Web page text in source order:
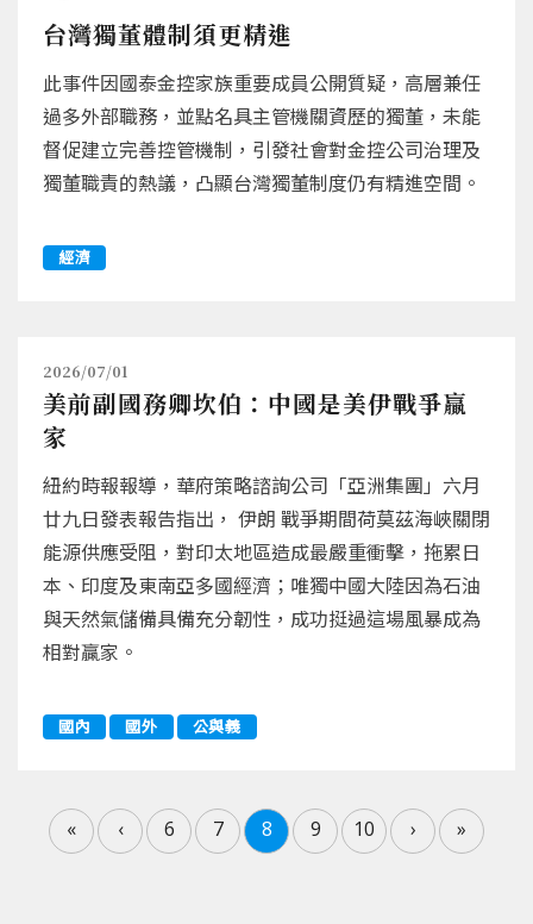
台灣獨董體制須更精進
此事件因國泰金控家族重要成員公開質疑，高層兼任
過多外部職務，並點名具主管機關資歷的獨董，未能
督促建立完善控管機制，引發社會對金控公司治理及
獨董職責的熱議，凸顯台灣獨董制度仍有精進空間。
經濟
2026/07/01
美前副國務卿坎伯：中國是美伊戰爭贏
家
紐約時報報導，華府策略諮詢公司「亞洲集團」六月
廿九日發表報告指出， 伊朗 戰爭期間荷莫茲海峽關閉
能源供應受阻，對印太地區造成最嚴重衝擊，拖累日
本、印度及東南亞多國經濟；唯獨中國大陸因為石油
與天然氣儲備具備充分韌性，成功挺過這場風暴成為
相對贏家。
國內 國外 公與義
« ‹ 6 7 8 9 10 › »